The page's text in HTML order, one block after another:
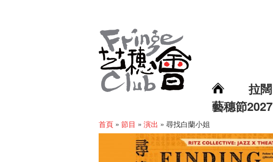
拉闊
藝穗節2027
首頁 » 節目 » 演出 » 尋找白蘭小姐